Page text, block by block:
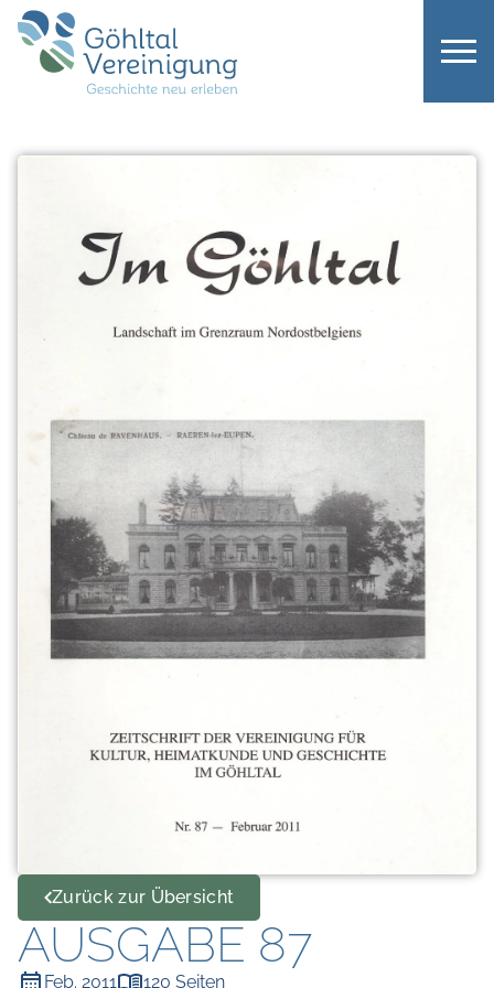
Zurück zur Übersicht
AUSGABE 87
Feb. 2011 120 Seiten